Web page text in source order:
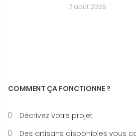
7 août 2026
COMMENT ÇA FONCTIONNE ?
Décrivez votre projet
Des artisans disponibles vous